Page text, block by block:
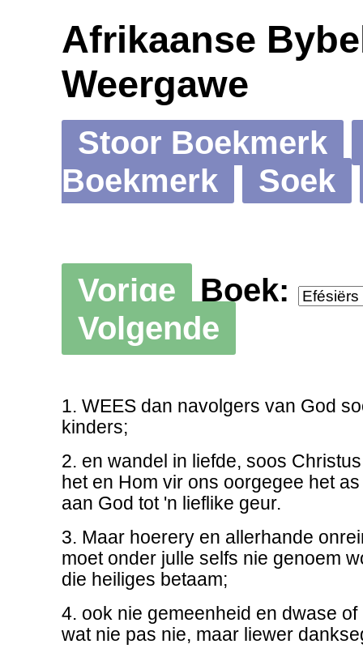
Afrikaanse
Weergawe
Stoor Boekmerk
Boekmerk
Soek
Vorige
Boek:
Volgende
1. WEES dan navolgers van God
kinders;
2. en wandel in liefde, soos
het en Hom vir ons oorgegee het
aan God tot 'n lieflike geur.
3. Maar hoerery en allerhande
moet onder julle selfs nie genoem
die heiliges betaam;
4. ook nie gemeenheid en dwase
wat nie pas nie, maar liewer